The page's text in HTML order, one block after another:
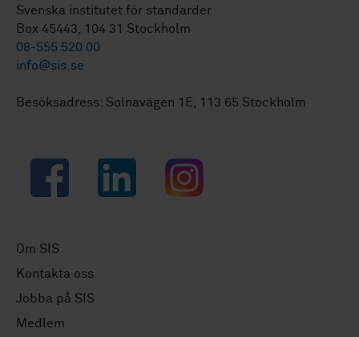
Svenska institutet för standarder
Box 45443, 104 31 Stockholm
08-555 520 00
info@sis.se
Besöksadress: Solnavägen 1E, 113 65 Stockholm
Facebook LinkedIn Instagram
Om SIS
Kontakta oss
Jobba på SIS
Medlem